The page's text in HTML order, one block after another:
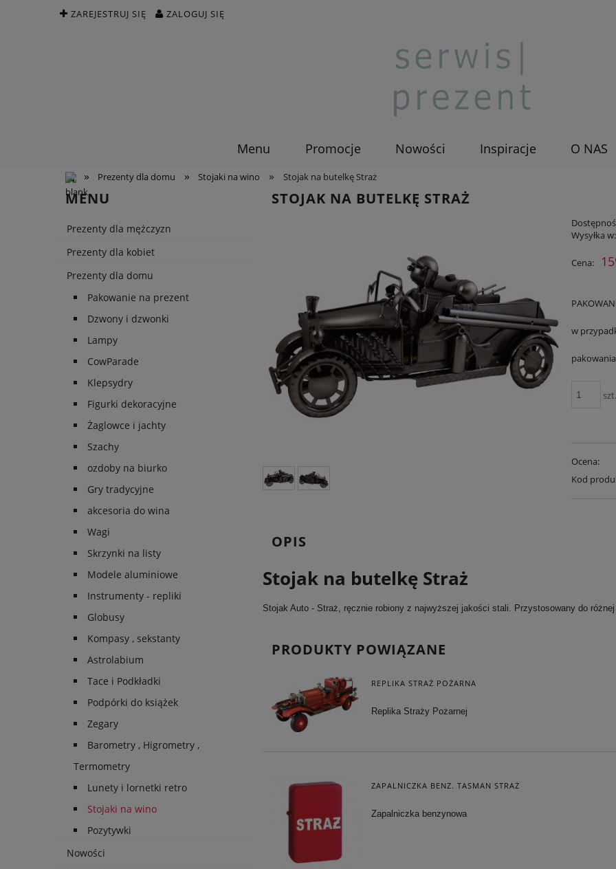
ZAREJESTRUJ SIĘ ZALOGUJ SIĘ
Menu Promocje Nowości Inspiracje O NAS
» Prezenty dla domu » Stojaki na wino » Stojak na butelkę Straż
MENU
Prezenty dla mężczyzn
Prezenty dla kobiet
Prezenty dla domu
Pakowanie na prezent
Dzwony i dzwonki
Lampy
CowParade
Klepsydry
Figurki dekoracyjne
Żaglowce i jachty
Szachy
ozdoby na biurko
Gry tradycyjne
akcesoria do wina
Wagi
Skrzynki na listy
Modele aluminiowe
Instrumenty - repliki
Globusy
Kompasy , sekstanty
Astrolabium
Tace i Podkładki
Podpórki do książek
Zegary
Barometry , Higrometry ,
Termometry
Lunety i lornetki retro
Stojaki na wino
Pozytywki
Nowości
STOJAK NA BUTELKĘ STRAŻ
Wysyłka w:
Cena:
w
szt.
Ocena:
Kod
OPIS
Stojak na butelkę Straż
Stojak Auto - Straż, ręcznie robiony z najwyższej jakości stali. Przystosowany do
PRODUKTY POWIĄZANE
REPLIKA STRAŻ POŻARNA
Replika Straży Pożarnej
ZAPALNICZKA BENZ. TASMAN STRAŻ
Zapalniczka benzynowa